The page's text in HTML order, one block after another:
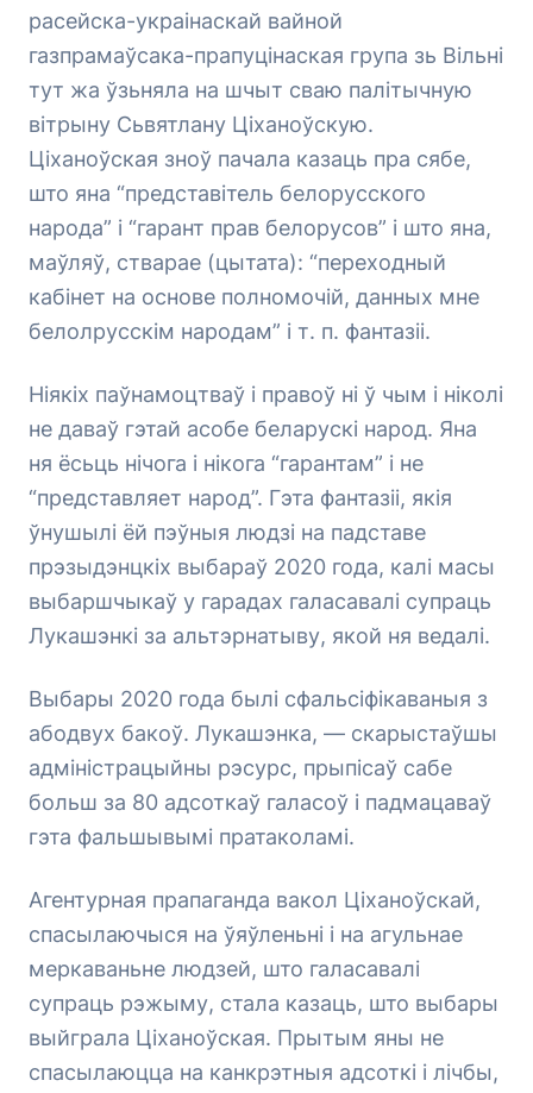
расейска-украінаскай вайной
газпрамаўсака-прапуцінаская група зь Вільні
тут жа ўзьняла на шчыт сваю палітычную
вітрыну Сьвятлану Ціханоўскую.
Ціханоўская зноў пачала казаць пра сябе,
што яна “представітель белорусского
народа” і “гарант прав белорусов” і што яна,
маўляў, стварае (цытата): “переходный
кабінет на основе полномочій, данных мне
белолрусскім народам” і т. п. фантазіі.
Ніякіх паўнамоцтваў і правоў ні ў чым і ніколі
не даваў гэтай асобе беларускі народ. Яна
ня ёсьць нічога і нікога “гарантам” і не
“представляет народ”. Гэта фантазіі, якія
ўнушылі ёй пэўныя людзі на падставе
прэзыдэнцкіх выбараў 2020 года, калі масы
выбаршчыкаў у гарадах галасавалі супраць
Лукашэнкі за альтэрнатыву, якой ня ведалі.
Выбары 2020 года былі сфальсіфікаваныя з
абодвух бакоў. Лукашэнка, — скарыстаўшы
адміністрацыйны рэсурс, прыпісаў сабе
больш за 80 адсоткаў галасоў і падмацаваў
гэта фальшывымі пратаколамі.
Агентурная прапаганда вакол Ціханоўскай,
спасылаючыся на ўяўленьні і на агульнае
меркаваньне людзей, што галасавалі
супраць рэжыму, стала казаць, што выбары
выйграла Ціханоўская. Прытым яны не
спасылаюцца на канкрэтныя адсоткі і лічбы,